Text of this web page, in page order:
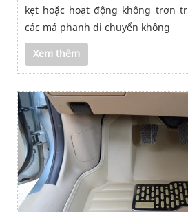
kẹt hoặc hoạt động không trơn
các má phanh di chuyển không
Xem thêm